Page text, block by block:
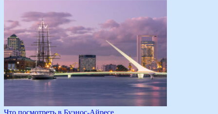
Что посмотреть в Буэнос-Айресе